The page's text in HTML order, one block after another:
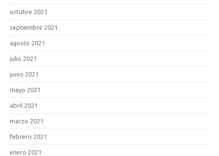
octubre 2021
septiembre 2021
agosto 2021
julio 2021
junio 2021
mayo 2021
abril 2021
marzo 2021
febrero 2021
enero 2021